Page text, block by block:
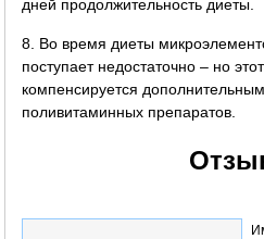
дней продолжительность диеты.
8. Во время диеты
поступает недостаточно – но
компенсируется
поливитаминных препаратов.